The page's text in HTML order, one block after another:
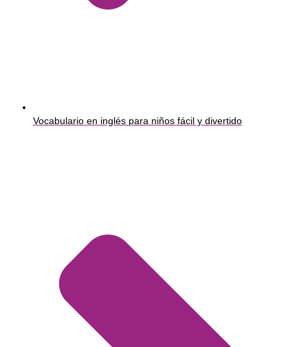
Vocabulario en inglés para niños fácil y divertido